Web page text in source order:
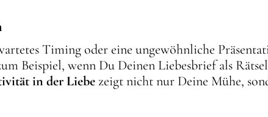
Timing oder eine ungewöhnliche
Beispiel, wenn Du Deinen Liebesbrief als
in der Liebe zeigt nicht nur Deine Mühe,